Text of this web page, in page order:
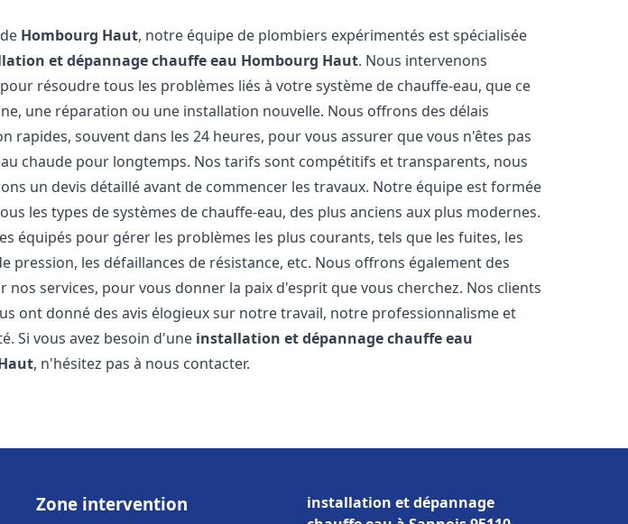
Hombourg Haut, notre équipe de plombiers expérimentés est spécialisée
et dépannage chauffe eau Hombourg Haut. Nous intervenons
résoudre tous les problèmes liés à votre système de chauffe-eau, que ce
une réparation ou une installation nouvelle. Nous offrons des délais
rapides, souvent dans les 24 heures, pour vous assurer que vous n'êtes pas
chaude pour longtemps. Nos tarifs sont compétitifs et transparents, nous
un devis détaillé avant de commencer les travaux. Notre équipe est formée
les types de systèmes de chauffe-eau, des plus anciens aux plus modernes.
équipés pour gérer les problèmes les plus courants, tels que les fuites, les
pression, les défaillances de résistance, etc. Nous offrons également des
nos services, pour vous donner la paix d'esprit que vous cherchez. Nos clients
ont donné des avis élogieux sur notre travail, notre professionnalisme et
Si vous avez besoin d'une installation et dépannage chauffe eau
, n'hésitez pas à nous contacter.
Zone intervention
installation et dépannage